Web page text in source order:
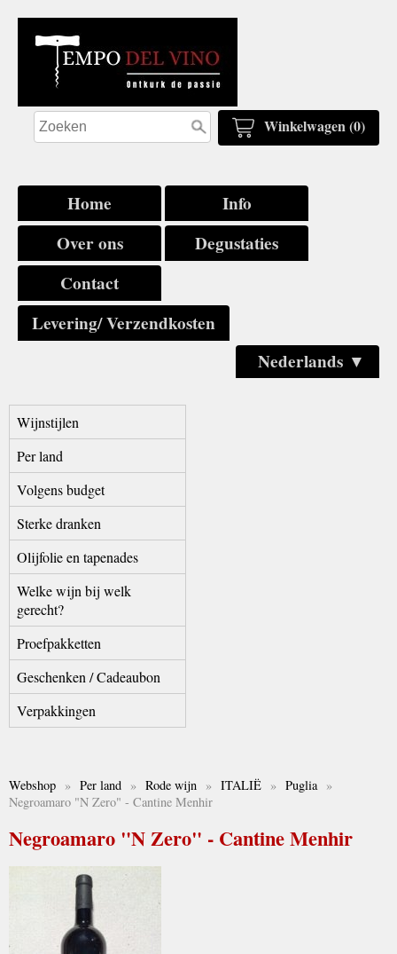
Winkelwagen (0)
Home
Info
Over ons
Degustaties
Contact
Levering/ Verzendkosten
Nederlands ▼
Wijnstijlen
Per land
Volgens budget
Sterke dranken
Olijfolie en tapenades
Welke wijn bij welk
gerecht?
Proefpakketten
Geschenken / Cadeaubon
Verpakkingen
Webshop » Per land » Rode wijn » ITALIË » Puglia »
Negroamaro "N Zero" - Cantine Menhir
Negroamaro "N Zero" - Cantine Menhir